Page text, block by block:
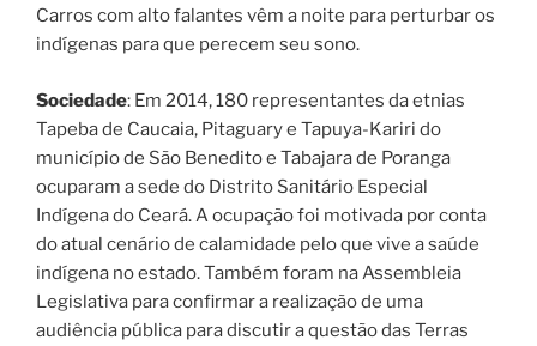
Carros com alto falantes vêm a noite para perturbar os
indígenas para que perecem seu sono.
Sociedade: Em 2014, 180 representantes da etnias
Tapeba de Caucaia, Pitaguary e Tapuya-Kariri do
município de São Benedito e Tabajara de Poranga
ocuparam a sede do Distrito Sanitário Especial
Indígena do Ceará. A ocupação foi motivada por conta
do atual cenário de calamidade pelo que vive a saúde
indígena no estado. Também foram na Assembleia
Legislativa para confirmar a realização de uma
audiência pública para discutir a questão das Terras